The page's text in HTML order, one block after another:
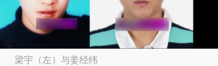
梁宇（左）与姜经纬